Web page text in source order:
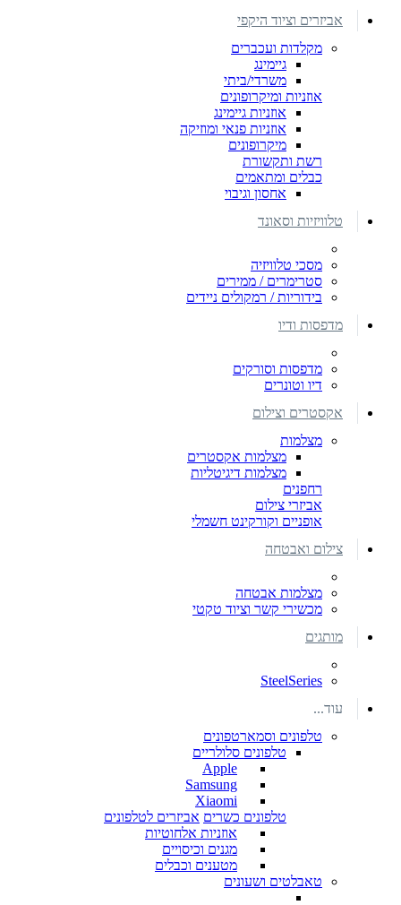
אביזרים וציוד היקפי
מקלדות ועכברים
גיימינג
משרדי/ביתי
אוזניות ומיקרופונים
אוזניות גיימינג
אוזניות פנאי ומוזיקה
מיקרופונים
רשת ותקשורת
כבלים ומתאמים
אחסון וגיבוי
טלוויזיות וסאונד
מסכי טלוויזיה
סטרימרים / ממירים
בידוריות / רמקולים ניידים
מדפסות ודיו
מדפסות וסורקים
דיו וטונרים
אקסטרים וצילום
מצלמות
מצלמות אקסטרים
מצלמות דיגיטליות
רחפנים
אביזרי צילום
אופניים וקורקינט חשמלי
צילום ואבטחה
מצלמות אבטחה
מכשירי קשר וציוד טקטי
מותגים
SteelSeries
עוד...
טלפונים וסמארטפונים
טלפונים סלולריים
Apple
Samsung
Xiaomi
טלפונים כשרים אביזרים לטלפונים
אוזניות אלחוטיות
מגנים וכיסויים
מטענים וכבלים
טאבלטים ושעונים